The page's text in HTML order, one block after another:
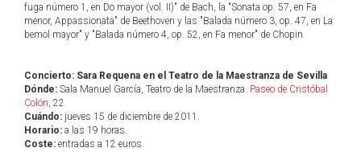
fuga número 1, en Do mayor (vol. II)" de Bach, la "Sonata op. 57, en Fa
menor, Appassionata" de Beethoven y las "Balada número 3, op. 47, en La
bemol mayor" y "Balada número 4, op. 52, en Fa menor" de Chopin.
Concierto: Sara Requena en el Teatro de la Maestranza de Sevilla
Dónde: Sala Manuel García, Teatro de la Maestranza. Paseo de Cristóbal
Colón, 22.
Cuándo: jueves 15 de diciembre de 2011.
Horario: a las 19 horas.
Coste: entradas a 12 euros.